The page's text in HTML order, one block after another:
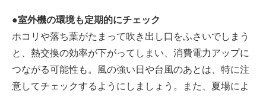
●室外機の環境も定期的にチェック
ホコリや落ち葉がたまって吹き出し口をふさいでしまう
と、熱交換の効率が下がってしまい、消費電力アップに
つながる可能性も。風の強い日や台風のあとは、特に注
意してチェックするようにしましょう。また、夏場によ